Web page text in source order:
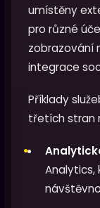
umístěny
pro různé
zobrazování
integrace
Příklady
třetích stran